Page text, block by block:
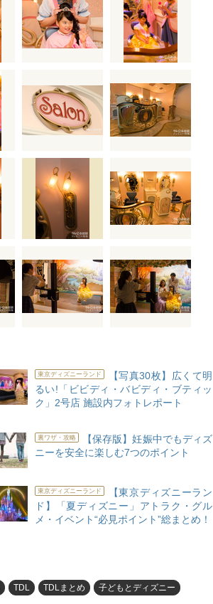
東京ディズニーランド
【写真30枚】広くて明
るい!「ビビディ・バビディ・ブティッ
ク」2号店 施設内フォトレポート
裏ワザ・攻略
【保存版】妊娠中でもディズ
ニーを安全に楽しむ7つのポイント
東京ディズニーランド
【東京ディズニーラン
ド】「夏ディズニー」アトラク・グル
メ・イベント“必見ポイント”総まとめ！
TDL TDLまとめ 子どもとディズニー